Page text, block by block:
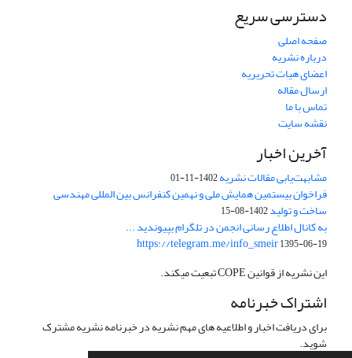
دسترسی سریع
صفحه اصلی
درباره نشریه
اعضای هیات تحریریه
ارسال مقاله
تماس با ما
نقشه سایت
آخرین اخبار
مشابهت‌یابی مقالات نشریه1402-11-01
فراخوان بیستمین همایش ملی و نهمین کنفرانس بین المللی مهندسی
ساخت و تولید1402-08-15
به کانال اطلاع رسانی انجمن در تلگرام بپیوندید ...
https://telegram.me/info_smeir1395-06-19
این نشریه از قوانین COPE تبعیت میکند.
اشتراک خبرنامه
برای دریافت اخبار و اطلاعیه های مهم نشریه در خبرنامه نشریه مشترک
شوید.